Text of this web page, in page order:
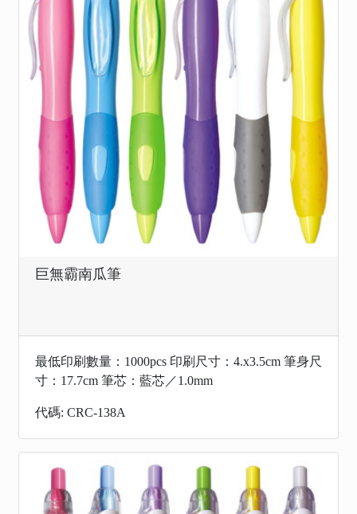
巨無霸南瓜筆
最低印刷數量：1000pcs 印刷尺寸：4.x3.5cm 筆身尺
寸：17.7cm 筆芯：藍芯／1.0mm
代碼: CRC-138A